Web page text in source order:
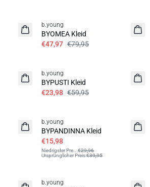
b.young
BYOMEA Kleid
€47,97 €79,95
b.young
BYPUSTI Kleid
€23,98 €59,95
b.young
BYPANDINNA Kleid
€15,98
Niedrigster Pre
€29,96
Ursprünglicher Preis:€39,95
b.young